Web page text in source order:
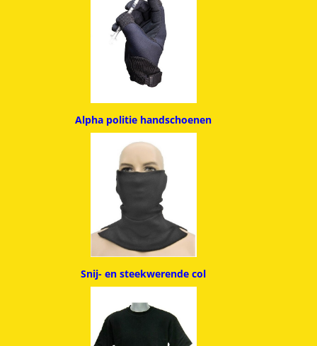
Alpha politie handschoenen
Snij- en steekwerende col